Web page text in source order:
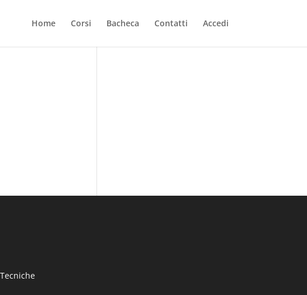
Home Corsi Bacheca Contatti Accedi